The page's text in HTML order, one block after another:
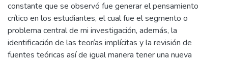
constante que se observó fue generar el pensamiento
crítico en los estudiantes, el cual fue el segmento o
problema central de mi investigación, además, la
identificación de las teorías implícitas y la revisión de
fuentes teóricas así de igual manera tener una nueva